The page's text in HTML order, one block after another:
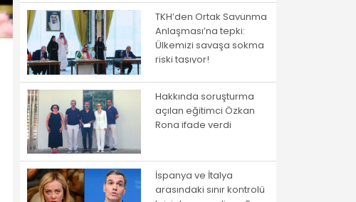
TKH’den Ortak Savunma
Anlaşması’na tepki:
Ülkemizi savaşa sokma
riski taşıyor!
Hakkında soruşturma
açılan eğitimci Özkan
Rona ifade verdi
İspanya ve İtalya
arasındaki sınır kontrolü